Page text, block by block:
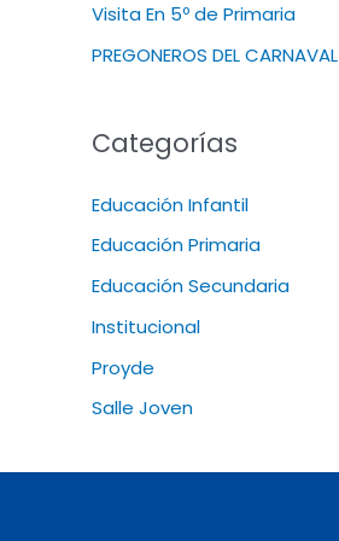
Visita En 5º de Primaria
PREGONEROS DEL CARNAVAL
Categorías
Educación Infantil
Educación Primaria
Educación Secundaria
Institucional
Proyde
Salle Joven